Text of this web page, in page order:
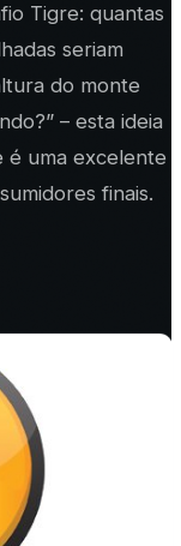
Tigre: quantas
seriam
do monte
– esta ideia
é uma excelente
finais.